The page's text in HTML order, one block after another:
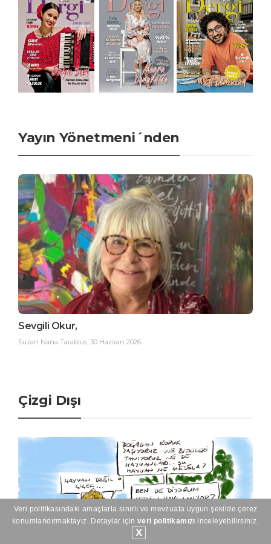
Veri politikasındaki amaçlarla sınırlı ve mevzuata uygun şekilde çerez
konumlandırmaktayız. Detaylar içinveri politikamızı inceleyebilirsiniz.
X
Yayın Yönetmeni´nden
Sevgili Okur,
Suzan Nana Tarablus 30 Haziran 2026
Çizgi Dışı